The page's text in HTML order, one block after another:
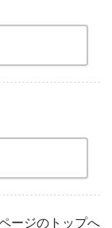
ージのトップへ